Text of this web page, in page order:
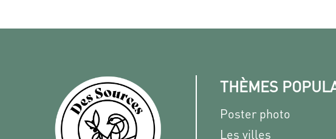
THÈMES
Poster photo
Les villes